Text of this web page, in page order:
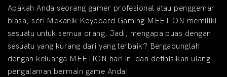
Apakah Anda seorang gamer profesional atau penggemar
biasa, seri Mekanik Keyboard Gaming MEETION memiliki
sesuatu untuk semua orang. Jadi, mengapa puas dengan
sesuatu yang kurang dari yang terbaik? Bergabunglah
dengan keluarga MEETION hari ini dan definisikan ulang
pengalaman bermain game Anda!